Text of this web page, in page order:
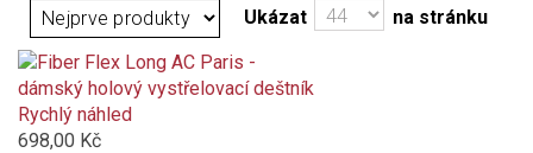
žlutá
zelená
červená
Ukázat na stránku
Rychlý náhled
698,00 Kč